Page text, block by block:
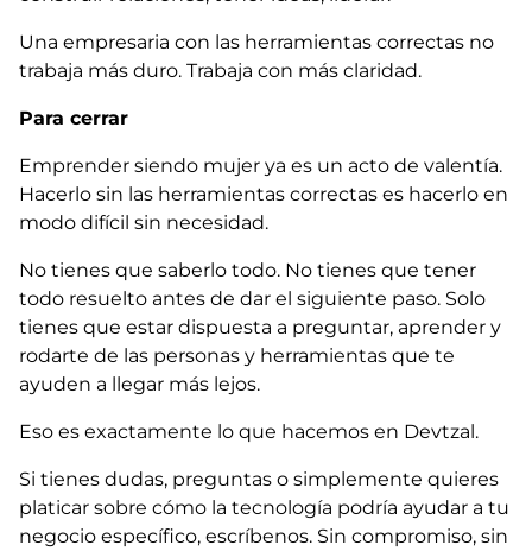
Una empresaria con las herramientas correctas no
trabaja más duro. Trabaja con más claridad.
Para cerrar
Emprender siendo mujer ya es un acto de valentía.
Hacerlo sin las herramientas correctas es hacerlo en
modo difícil sin necesidad.
No tienes que saberlo todo. No tienes que tener
todo resuelto antes de dar el siguiente paso. Solo
tienes que estar dispuesta a preguntar, aprender y
rodarte de las personas y herramientas que te
ayuden a llegar más lejos.
Eso es exactamente lo que hacemos en Devtzal.
Si tienes dudas, preguntas o simplemente quieres
platicar sobre cómo la tecnología podría ayudar a tu
negocio específico, escríbenos. Sin compromiso, sin